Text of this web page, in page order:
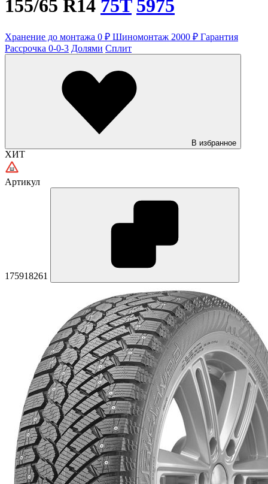
155/65 R14 75T 5975
Хранение до монтажа 0 ₽ Шиномонтаж 2000 ₽ Гарантия
Рассрочка 0-0-3 Долями Сплит
В избранное
ХИТ
Артикул
175918261